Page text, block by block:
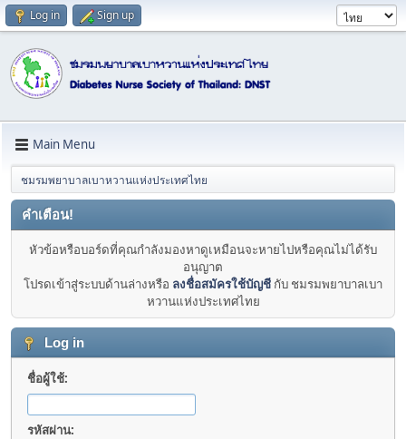
Log in Sign up
Main Menu
ชมรมพยาบาลเบาหวานแห่งประเทศไทย
คำเตือน!
หัวข้อหรือบอร์ดที่คุณกำลังมองหาดูเหมือนจะหายไปหรือคุณไม่ได้รับ
อนุญาต
โปรดเข้าสู่ระบบด้านล่างหรือ ลงชื่อสมัครใช้บัญชี กับ ชมรมพยาบาลเบา
หวานแห่งประเทศไทย
Log in
ชื่อผู้ใช้:
รหัสผ่าน: